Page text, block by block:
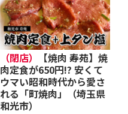
（閉店）
【焼肉 寿苑】焼
肉定食が650円!? 安くて
ウマい昭和時代から愛さ
れる「町焼肉」（埼玉県
和光市）